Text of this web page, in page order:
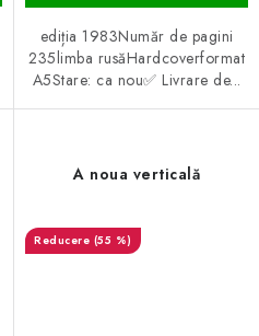
ediția 1983Număr de pagini
235limba rusăHardcoverformat
A5Stare: ca nou✅ Livrare de...
A noua verticală
(55 %)